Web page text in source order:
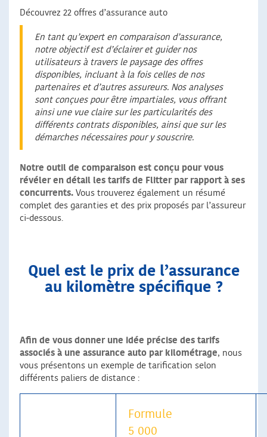
Découvrez 22 offres d’assurance auto
En tant qu’expert en comparaison d’assurance,
notre objectif est d’éclairer et guider nos
utilisateurs à travers le paysage des offres
disponibles, incluant à la fois celles de nos
partenaires et d’autres assureurs. Nos analyses
sont conçues pour être impartiales, vous offrant
ainsi une vue claire sur les particularités des
différents contrats disponibles, ainsi que sur les
démarches nécessaires pour y souscrire.
Notre outil de comparaison est conçu pour vous
révéler en détail les tarifs de Flitter par rapport à ses
concurrents. Vous trouverez également un résumé
complet des garanties et des prix proposés par l’assureur
ci-dessous.
Quel est le prix de l’assurance
au kilomètre spécifique ?
Afin de vous donner une idée précise des tarifs
associés à une assurance auto par kilométrage, nous
vous présentons un exemple de tarification selon
différents paliers de distance :
Formule
5 000